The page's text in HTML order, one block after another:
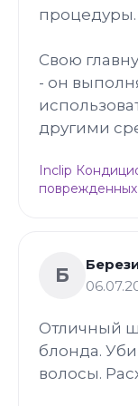
процедуры.
Свою
- он
другими
Inclip
Б
Отличный
блонда.
волосы.